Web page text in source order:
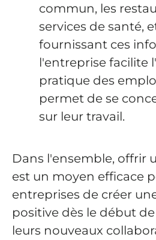
commun, les
services de santé,
fournissant ces
l'entreprise facilite
pratique des
permet de se
sur leur travail.
Dans l'ensemble, offrir
est un moyen efficace
entreprises de créer
positive dès le début
leurs nouveaux